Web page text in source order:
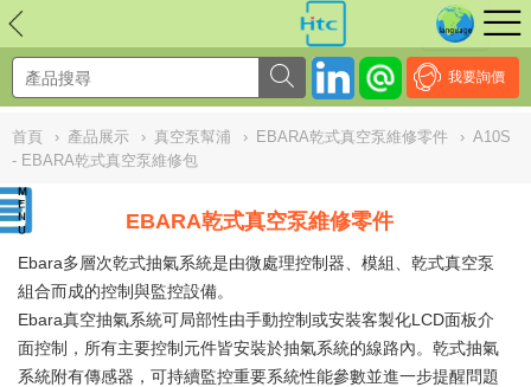
我要詢價
首頁 › 產品展示 › 真空泵幫浦 › EBARA乾式真空泵維修零件 › A10S
- EBARA乾式真空泵維修包
EBARA乾式真空泵維修零件
Ebara多層次乾式抽氣系統是由微處理控制器、模組、乾式真空泵
組合而成的控制與監控設備。
Ebara真空抽氣系統可局部性由手動控制或安裝客製化LCD面板介
面控制，所有主要控制元件皆安裝於抽氣系統的線路內。乾式抽氣
系統附有傳感器，可持續監控重要系統性能參數並進一步提醒問題
NULL